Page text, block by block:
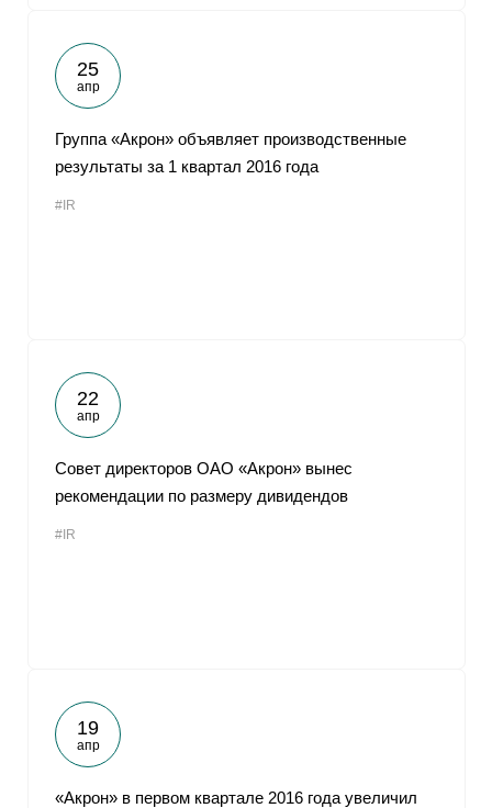
25
апр
Группа «Акрон» объявляет производственные
результаты за 1 квартал 2016 года
#IR
22
апр
Совет директоров ОАО «Акрон» вынес
рекомендации по размеру дивидендов
#IR
19
апр
«Акрон» в первом квартале 2016 года увеличил